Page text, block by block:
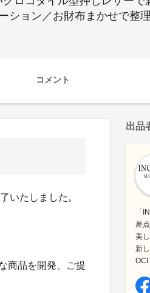
ョン／お財布まかせで整
コメント
いたしました。
商品を開発、ご提
出品
「
差
美
新
OCI